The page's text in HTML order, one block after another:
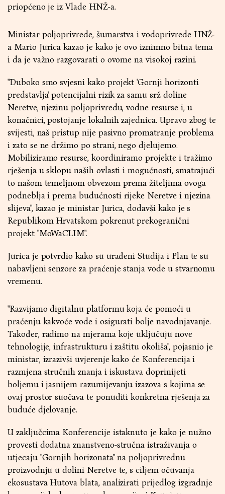
priopćeno je iz Vlade HNŽ-a.
Ministar poljoprivrede, šumarstva i vodoprivrede HNŽ-
a Mario Jurica kazao je kako je ovo iznimno bitna tema
i da je važno razgovarati o ovome na visokoj razini.
"Duboko smo svjesni kako projekt 'Gornji horizonti
predstavlja' potencijalni rizik za samu srž doline
Neretve, njezinu poljoprivredu, vodne resurse i, u
konačnici, postojanje lokalnih zajednica. Upravo zbog te
svijesti, naš pristup nije pasivno promatranje problema
i zato se ne držimo po strani, nego djelujemo.
Mobiliziramo resurse, koordiniramo projekte i tražimo
rješenja u sklopu naših ovlasti i mogućnosti, smatrajući
to našom temeljnom obvezom prema žiteljima ovoga
podneblja i prema budućnosti rijeke Neretve i njezina
slijeva", kazao je ministar Jurica, dodavši kako je s
Republikom Hrvatskom pokrenut prekogranični
projekt "MoWaCLIM".
Jurica je potvrdio kako su urađeni Studija i Plan te su
nabavljeni senzore za praćenje stanja vode u stvarnomu
vremenu.
"Razvijamo digitalnu platformu koja će pomoći u
praćenju kakvoće vode i osigurati bolje navodnjavanje.
Također, radimo na mjerama koje uključuju nove
tehnologije, infrastrukturu i zaštitu okoliša", pojasnio je
ministar, izrazivši uvjerenje kako će Konferencija i
razmjena stručnih znanja i iskustava doprinijeti
boljemu i jasnijem razumijevanju izazova s kojima se
ovaj prostor suočava te ponuditi konkretna rješenja za
buduće djelovanje.
U zaključcima Konferencije istaknuto je kako je nužno
provesti dodatna znanstveno-stručna istraživanja o
utjecaju "Gornjih horizonata" na poljoprivrednu
proizvodnju u dolini Neretve te, s ciljem očuvanja
ekosustava Hutova blata, analizirati prijedlog izgradnje